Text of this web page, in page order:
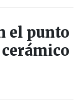
el punto